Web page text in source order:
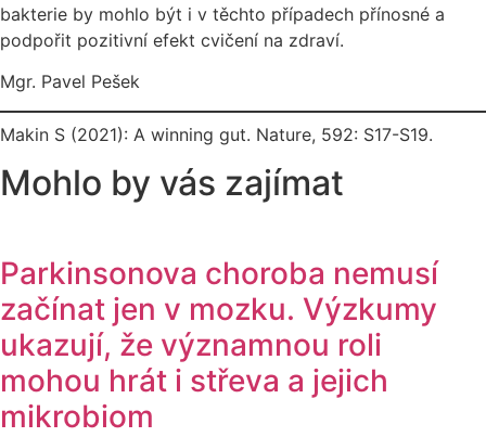
bakterie by mohlo být i v těchto případech přínosné a
podpořit pozitivní efekt cvičení na zdraví.
Mgr. Pavel Pešek
Makin S (2021): A winning gut. Nature, 592: S17-S19.
Mohlo by vás zajímat
Parkinsonova choroba nemusí
začínat jen v mozku. Výzkumy
ukazují, že významnou roli
mohou hrát i střeva a jejich
mikrobiom